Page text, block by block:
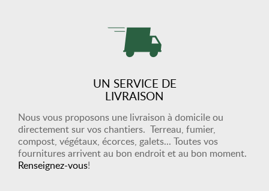
UN SERVICE DE
LIVRAISON
Nous vous proposons une livraison à domicile ou
directement sur vos chantiers. Terreau, fumier,
compost, végétaux, écorces, galets... Toutes vos
fournitures arrivent au bon endroit et au bon moment.
Renseignez-vous!